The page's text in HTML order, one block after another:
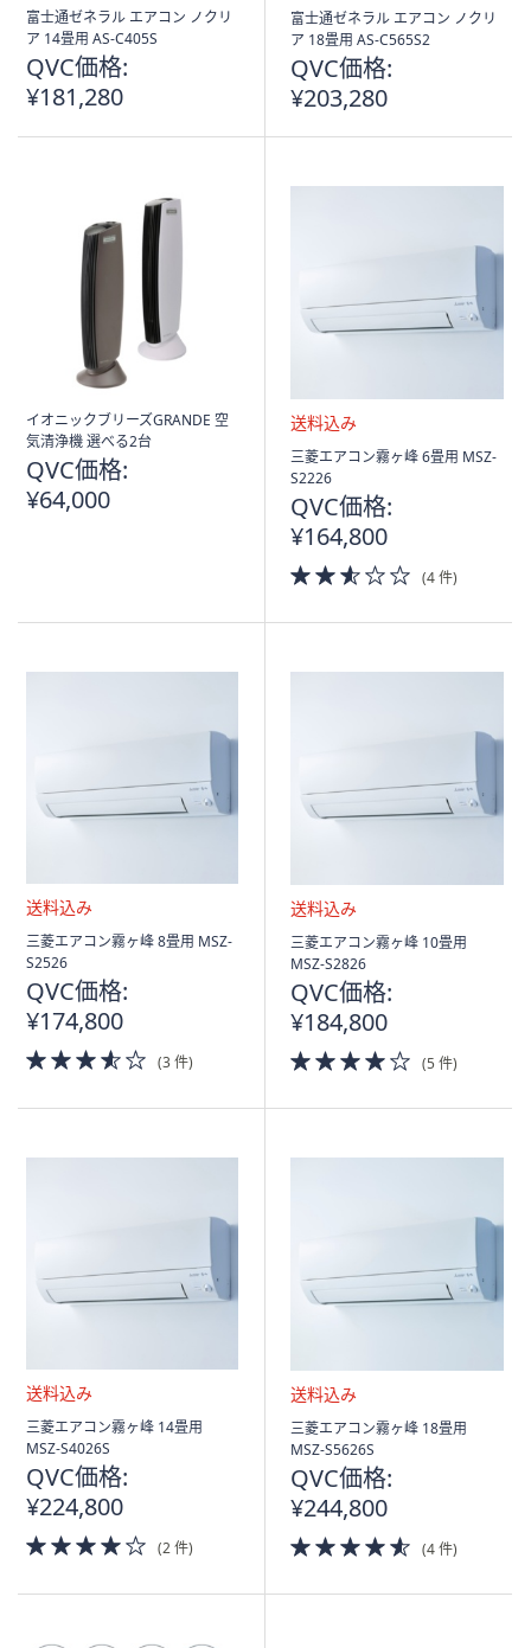
送
料
み
富士通ゼネラル エアコン ノクリ
ア 14畳用 AS-C405S
QVC価格:
¥181,280
送
料
み
富士通ゼネラル エアコン ノクリ
ア 18畳用 AS-C565S2
QVC価格:
¥203,280
イオニックブリーズGRANDE 空
気清浄機 選べる2台
QVC価格:
¥64,000
送
料
み
三菱エアコン霧ヶ峰 6畳用 MSZ-
S2226
QVC価格:
¥164,800
2.5
of
(4 件)
送
料
み
三菱エアコン霧ヶ峰 8畳用 MSZ-
S2526
QVC価格:
¥174,800
3.5
of
(3 件)
送
料
み
三菱エアコン霧ヶ峰 10畳用
MSZ-S2826
QVC価格:
¥184,800
4.0
of
(5 件)
送
料
み
三菱エアコン霧ヶ峰 14畳用
MSZ-S4026S
QVC価格:
¥224,800
4.0
of
(2 件)
送
料
み
三菱エアコン霧ヶ峰 18畳用
MSZ-S5626S
QVC価格:
¥244,800
4.5
of
(4 件)